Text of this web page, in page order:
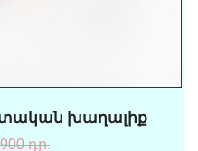
խաղալիք
900 դր.